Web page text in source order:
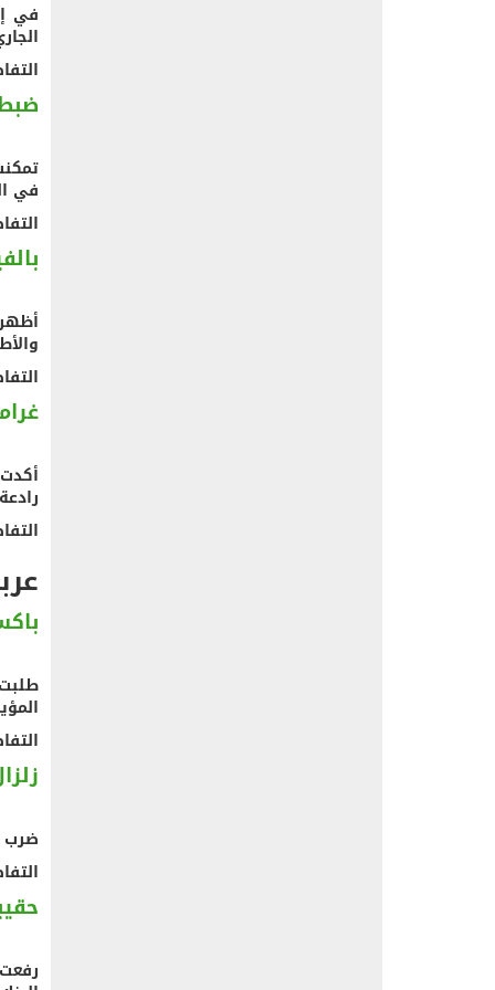
في
الجاري
في
غرامة تصل
زلزال بقوة 7.5
ضرب زلزال بقوة 7.5 درجات